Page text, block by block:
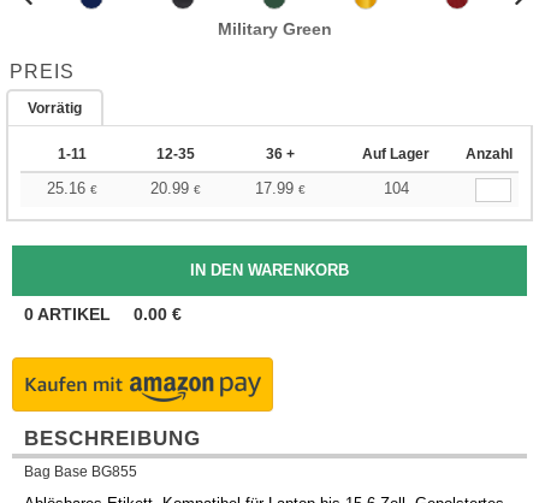
Military Green
PREIS
Vorrätig
1-11 12-35 36 + Auf Lager Anzahl
25.16 € 20.99 € 17.99 € 104
0ARTIKEL 0.00 €
BESCHREIBUNG
Bag Base BG855